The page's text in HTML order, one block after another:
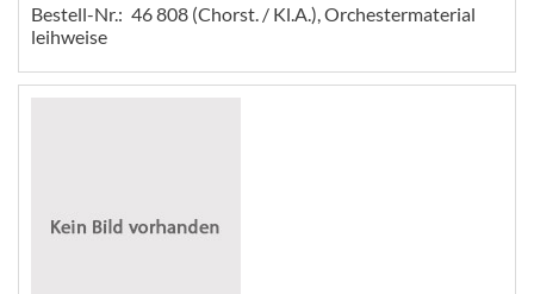
Bestell-Nr.: 46 808 (Chorst. / Kl.A.), Orchestermaterial
leihweise